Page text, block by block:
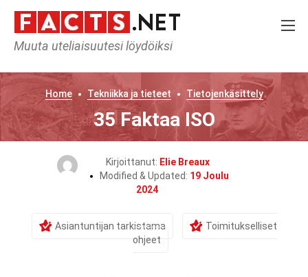
Muuta uteliaisuutesi löydöiksi
Home Tekniikka ja tieteet Tietojenkäsittely
35 Faktaa ISO
Kirjoittanut: Elie Breaux
Modified & Updated: 19 Joulu
2024
Asiantuntijan tarkistama
Toimitukselliset
ohjeet